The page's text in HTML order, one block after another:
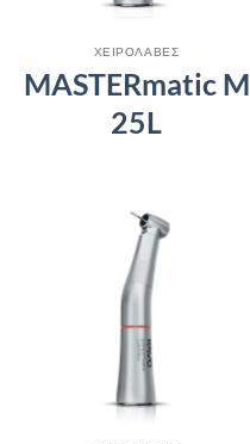
ΧΕΙΡΟΛΑΒΕΣ
MASTERmatic M
25L